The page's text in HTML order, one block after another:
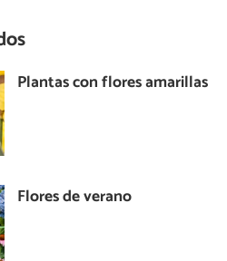
Plantas con flores amarillas
Flores de verano